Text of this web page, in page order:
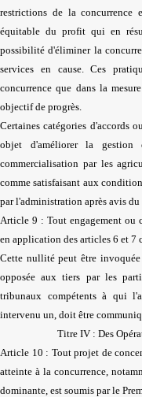
restrictions de la concurrence
équitable du profit qui en
possibilité d'éliminer la
services en cause. Ces
concurrence que dans la
objectif de progrès.
Certaines catégories d'accords
objet d'améliorer la gestion
commercialisation par les
comme satisfaisant aux
par l'administration après avis
Article 9 : Tout engagement ou
en application des articles 6 et 7
Cette nullité peut être
opposée aux tiers par les
tribunaux compétents à qui
intervenu un, doit être
Titre IV : Des
Article 10 : Tout projet de
atteinte à la concurrence,
dominante, est soumis par le